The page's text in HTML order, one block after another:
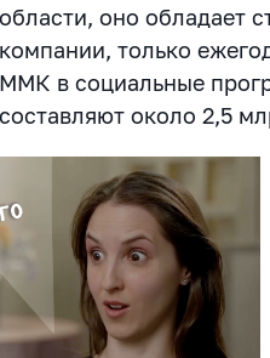
области, оно обладает
компании, только
ММК в социальные
составляют около 2,5